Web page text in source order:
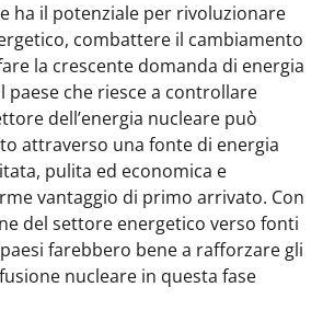
ha il potenziale per rivoluzionare
combattere il cambiamento
la crescente domanda di energia
che riesce a controllare
dell’energia nucleare può
attraverso una fonte di energia
pulita ed economica e
vantaggio di primo arrivato. Con
del settore energetico verso fonti
farebbero bene a rafforzare gli
nucleare in questa fase